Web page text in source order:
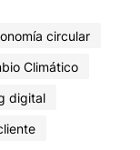
circular
Climático
digital